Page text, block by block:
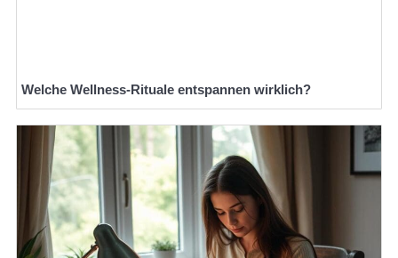
Welche Wellness-Rituale entspannen wirklich?